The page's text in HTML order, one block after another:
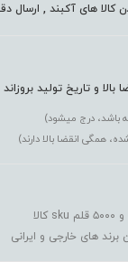
کالا های آکبند ,
و تاریخ تولید بروزاند
باشد، درج میشود)
همگی انقضا بالا دارند)
های خارجی و ایرانی